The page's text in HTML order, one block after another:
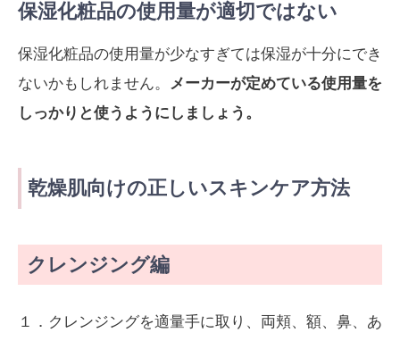
保湿化粧品の使用量が適切ではない
保湿化粧品の使用量が少なすぎては保湿が十分にでき
ないかもしれません。 メーカーが定めている使用量を
しっかりと使うようにしましょう。
乾燥肌向けの正しいスキンケア方法
クレンジング編
１．クレンジングを適量手に取り、両頬、額、鼻、あ